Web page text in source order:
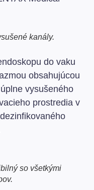
kanály.
do vaku
obsahujúcou
vysušeného
prostredia v
so všetkými